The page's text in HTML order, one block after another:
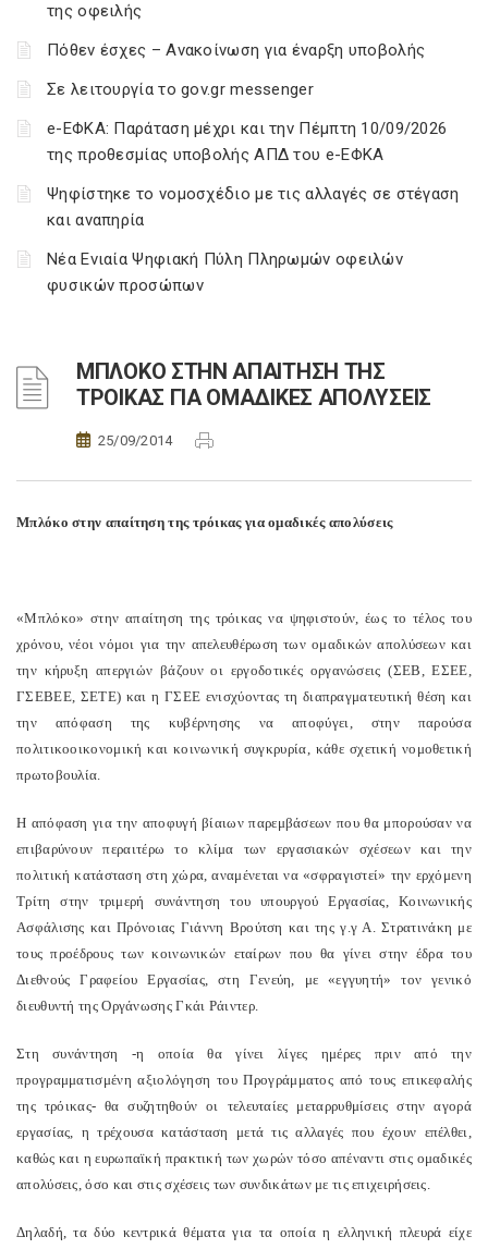
της οφειλής
Πόθεν έσχες – Ανακοίνωση για έναρξη υποβολής
Σε λειτουργία το gov.gr messenger
e-ΕΦΚΑ: Παράταση μέχρι και την Πέμπτη 10/09/2026
της προθεσμίας υποβολής ΑΠΔ του e-ΕΦΚΑ
Ψηφίστηκε το νομοσχέδιο με τις αλλαγές σε στέγαση
και αναπηρία
Νέα Ενιαία Ψηφιακή Πύλη Πληρωμών οφειλών
φυσικών προσώπων
ΜΠΛΟΚΟ ΣΤΗΝ ΑΠΑΙΤΗΣΗ ΤΗΣ
ΤΡΟΙΚΑΣ ΓΙΑ ΟΜΑΔΙΚΕΣ ΑΠΟΛΥΣΕΙΣ
25/09/2014
Μπλόκο στην απαίτηση της τρόικας για ομαδικές απολύσεις
«Μπλόκο» στην απαίτηση της τρόικας να ψηφιστούν, έως το τέλος του
χρόνου, νέοι νόμοι για την απελευθέρωση των ομαδικών απολύσεων και
την κήρυξη απεργιών βάζουν οι εργοδοτικές οργανώσεις (ΣΕΒ, ΕΣΕΕ,
ΓΣΕΒΕΕ, ΣΕΤΕ) και η ΓΣΕΕ ενισχύοντας τη διαπραγματευτική θέση και
την απόφαση της κυβέρνησης να αποφύγει, στην παρούσα
πολιτικοοικονομική και κοινωνική συγκρυρία, κάθε σχετική νομοθετική
πρωτοβουλία.
Η απόφαση για την αποφυγή βίαιων παρεμβάσεων που θα μπορούσαν να
επιβαρύνουν περαιτέρω το κλίμα των εργασιακών σχέσεων και την
πολιτική κατάσταση στη χώρα, αναμένεται να «σφραγιστεί» την ερχόμενη
Τρίτη στην τριμερή συνάντηση του υπουργού Εργασίας, Κοινωνικής
Ασφάλισης και Πρόνοιας Γιάννη Βρούτση και της γ.γ Α. Στρατινάκη με
τους προέδρους των κοινωνικών εταίρων που θα γίνει στην έδρα του
Διεθνούς Γραφείου Εργασίας, στη Γενεύη, με «εγγυητή» τον γενικό
διευθυντή της Οργάνωσης Γκάι Ράιντερ.
Στη συνάντηση -η οποία θα γίνει λίγες ημέρες πριν από την
προγραμματισμένη αξιολόγηση του Προγράμματος από τους επικεφαλής
της τρόικας- θα συζητηθούν οι τελευταίες μεταρρυθμίσεις στην αγορά
εργασίας, η τρέχουσα κατάσταση μετά τις αλλαγές που έχουν επέλθει,
καθώς και η ευρωπαϊκή πρακτική των χωρών τόσο απέναντι στις ομαδικές
απολύσεις, όσο και στις σχέσεις των συνδικάτων με τις επιχειρήσεις.
Δηλαδή, τα δύο κεντρικά θέματα για τα οποία η ελληνική πλευρά είχε